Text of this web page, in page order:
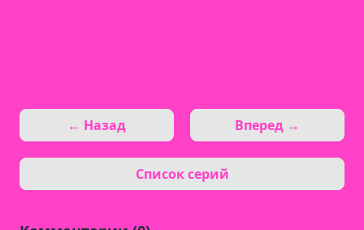
← Назад
Список серий
Вперед →